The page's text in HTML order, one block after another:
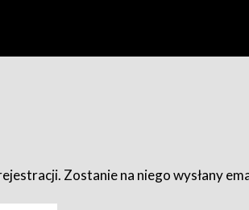
Zostanie na niego wysłany